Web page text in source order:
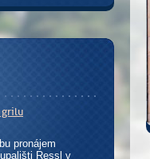
grilu
pronájem
Ressl v